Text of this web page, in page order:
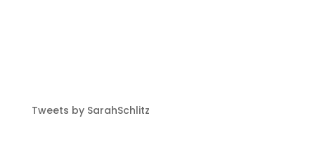
Tweets by SarahSchlitz